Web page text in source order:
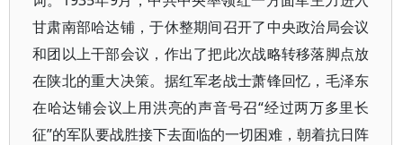
甘肃南部哈达铺，于休整期间召开了中央政治局会议
和团以上干部会议，作出了把此次战略转移落脚点放
在陕北的重大决策。据红军老战士萧锋回忆，毛泽东
在哈达铺会议上用洪亮的声音号召“经过两万多里长
征”的军队要战胜接下去面临的一切困难，朝着抗日阵